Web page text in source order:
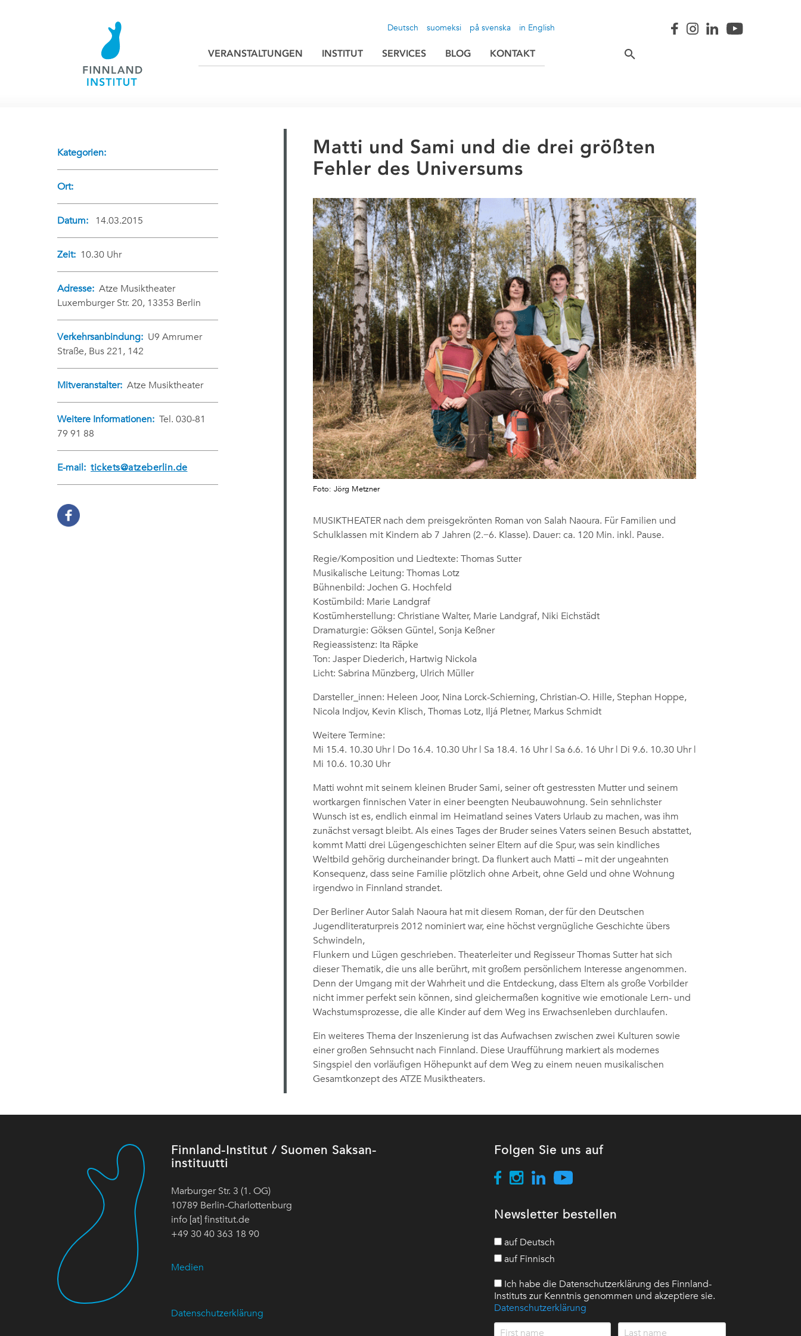
suomeksi
Deutsch på svenska in English
VERANSTALTUNGEN INSTITUT SERVICES BLOG KONTAKT
Kategorien:
Ort:
Datum: 14.03.2015
Zeit: 10.30 Uhr
Adresse: Atze Musiktheater
Luxemburger Str. 20, 13353 Berlin
Verkehrsanbindung: U9 Amrumer
Straße, Bus 221, 142
Mitveranstalter: Atze Musiktheater
Weitere Informationen: Tel. 030-81
79 91 88
E-mail: tickets@atzeberlin.de
Matti und Sami und die drei größten
Fehler des Universums
Foto: Jörg Metzner
MUSIKTHEATER nach dem preisgekrönten Roman von Salah Naoura. Für Familien und
Schulklassen mit Kindern ab 7 Jahren (2.−6. Klasse). Dauer: ca. 120 Min. inkl. Pause.
Regie/Komposition und Liedtexte: Thomas Sutter
Musikalische Leitung: Thomas Lotz
Bühnenbild: Jochen G. Hochfeld
Kostümbild: Marie Landgraf
Kostümherstellung: Christiane Walter, Marie Landgraf, Niki Eichstädt
Dramaturgie: Göksen Güntel, Sonja Keßner
Regieassistenz: Ita Räpke
Ton: Jasper Diederich, Hartwig Nickola
Licht: Sabrina Münzberg, Ulrich Müller
Darsteller_innen: Heleen Joor, Nina Lorck-Schierning, Christian-O. Hille, Stephan Hoppe,
Nicola Indjov, Kevin Klisch, Thomas Lotz, Iljá Pletner, Markus Schmidt
Weitere Termine:
Mi 15.4. 10.30 Uhr | Do 16.4. 10.30 Uhr | Sa 18.4. 16 Uhr | Sa 6.6. 16 Uhr | Di 9.6. 10.30 Uhr |
Mi 10.6. 10.30 Uhr
Matti wohnt mit seinem kleinen Bruder Sami, seiner oft gestressten Mutter und seinem
wortkargen finnischen Vater in einer beengten Neubauwohnung. Sein sehnlichster
Wunsch ist es, endlich einmal im Heimatland seines Vaters Urlaub zu machen, was ihm
zunächst versagt bleibt. Als eines Tages der Bruder seines Vaters seinen Besuch abstattet,
kommt Matti drei Lügengeschichten seiner Eltern auf die Spur, was sein kindliches
Weltbild gehörig durcheinander bringt. Da flunkert auch Matti – mit der ungeahnten
Konsequenz, dass seine Familie plötzlich ohne Arbeit, ohne Geld und ohne Wohnung
irgendwo in Finnland strandet.
Der Berliner Autor Salah Naoura hat mit diesem Roman, der für den Deutschen
Jugendliteraturpreis 2012 nominiert war, eine höchst vergnügliche Geschichte übers
Schwindeln,
Flunkern und Lügen geschrieben. Theaterleiter und Regisseur Thomas Sutter hat sich
dieser Thematik, die uns alle berührt, mit großem persönlichem Interesse angenommen.
Denn der Umgang mit der Wahrheit und die Entdeckung, dass Eltern als große Vorbilder
nicht immer perfekt sein können, sind gleichermaßen kognitive wie emotionale Lern- und
Wachstumsprozesse, die alle Kinder auf dem Weg ins Erwachsenleben durchlaufen.
Ein weiteres Thema der Inszenierung ist das Aufwachsen zwischen zwei Kulturen sowie
einer großen Sehnsucht nach Finnland. Diese Uraufführung markiert als modernes
Singspiel den vorläufigen Höhepunkt auf dem Weg zu einem neuen musikalischen
Gesamtkonzept des ATZE Musiktheaters.
Finnland-Institut / Suomen Saksan-
instituutti
Marburger Str. 3 (1. OG)
10789 Berlin-Charlottenburg
info [at] finstitut.de
+49 30 40 363 18 90
Medien
Datenschutzerklärung
Folgen Sie uns auf
Newsletter bestellen
auf Deutsch
auf Finnisch
Ich habe die Datenschutzerklärung des Finnland-
Instituts zur Kenntnis genommen und akzeptiere sie.
Datenschutzerklärung